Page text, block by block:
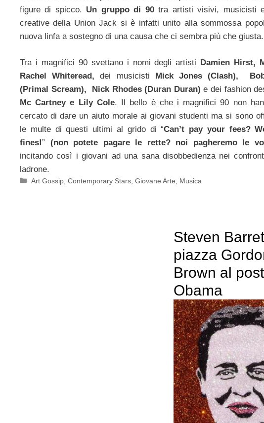
figure di spicco. Un gruppo di 90tra artisti visivi, musicisti
creative della Union Jack si è infatti unito alla sommossa
nuova linfa a sostegno di una causa che ci sembra più che giusta.
Tra i magnifici 90 svettano i nomi degli artisti Damien Hirst,
Rachel Whiteread, dei musicisti Mick Jones (Clash),
(Primal Scream), Nick Rhodes (Duran Duran)e dei fashion
Mc Cartney e Lily Cole. Il bello è che i magnifici 90 non
cercato di dare un aiuto morale ai giovani studenti ma si sono
le multe di questi ultimi al grido di “Can’t pay your fees?
fines!” (non potete pagare le rette? noi pagheremo le
incitando così i giovani ad una sana disobbedienza nei
ladrone.
Categorie
Art Gossip ,Contemporary Stars ,Giovane Arte Musica
Steven
piazza
Brown al
Obama